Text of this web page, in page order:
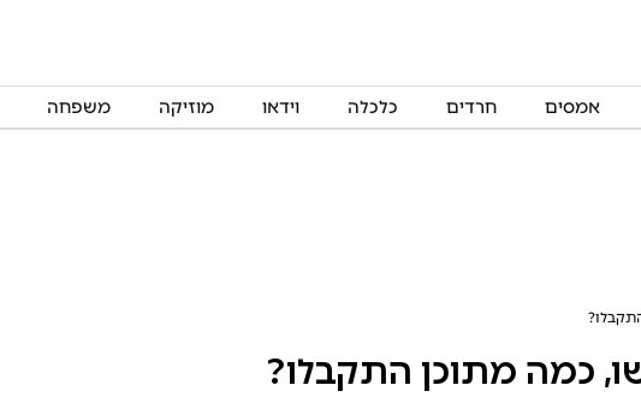
אמסים חרדים כלכלה וידאו מוזיקה משפחה